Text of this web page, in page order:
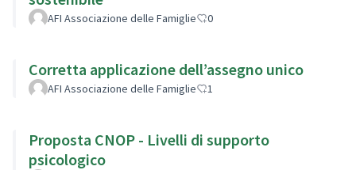
AFI Associazione delle Famiglie 0
Corretta applicazione dell’assegno unico
AFI Associazione delle Famiglie 1
Proposta CNOP - Livelli di supporto
psicologico